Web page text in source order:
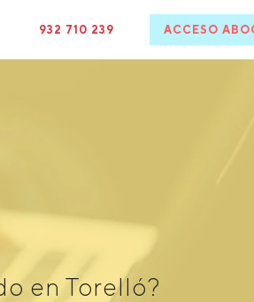
932 710 239 ACCESO
en Torelló?